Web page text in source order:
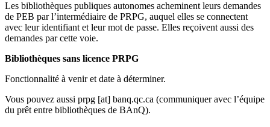
Les bibliothèques publiques autonomes acheminent leurs demandes
de PEB par l’intermédiaire de PRPG, auquel elles se connectent
avec leur identifiant et leur mot de passe. Elles reçoivent aussi des
demandes par cette voie.
Bibliothèques sans licence PRPG
Fonctionnalité à venir et date à déterminer.
Vous pouvez aussi prpg [at] banq.qc.ca (communiquer avec l’équipe
du prêt entre bibliothèques de BAnQ).